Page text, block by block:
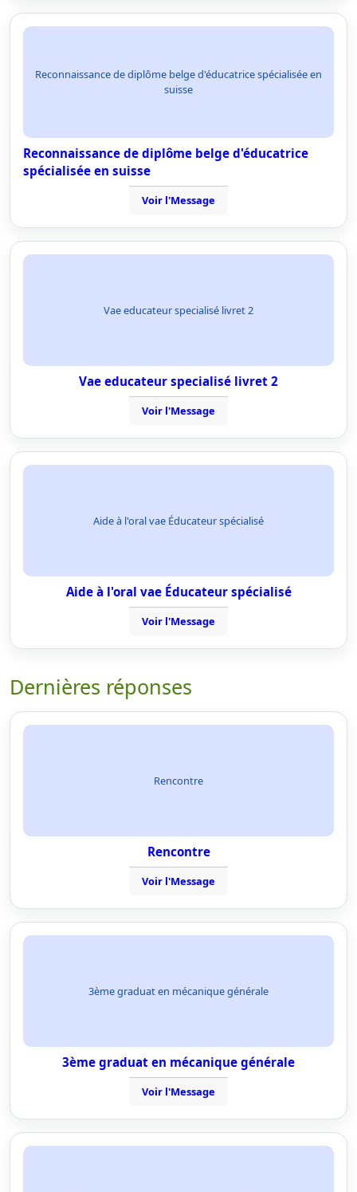
Reconnaissance de diplôme belge d'éducatrice spécialisée en
suisse
Reconnaissance de diplôme belge d'éducatrice
spécialisée en suisse
Voir l'Message
Vae educateur specialisé livret 2
Vae educateur specialisé livret 2
Voir l'Message
Aide à l'oral vae Éducateur spécialisé
Aide à l'oral vae Éducateur spécialisé
Voir l'Message
Dernières réponses
Rencontre
Rencontre
Voir l'Message
3ème graduat en mécanique générale
3ème graduat en mécanique générale
Voir l'Message